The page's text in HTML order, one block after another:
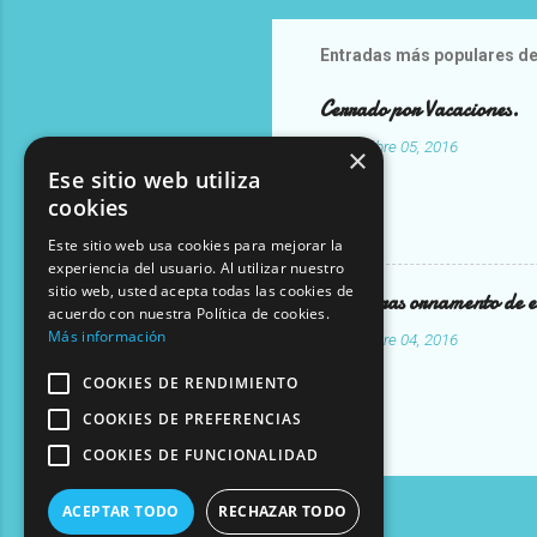
Entradas más populares
Cerrado por Vacaciones.
diciembre 05, 2016
Esculturas ornamento de
diciembre 04, 2016
×
Ese sitio web utiliza
cookies
Este sitio web usa cookies para mejorar la
experiencia del usuario. Al utilizar nuestro
sitio web, usted acepta todas las cookies de
acuerdo con nuestra Política de cookies.
Más información
COOKIES DE RENDIMIENTO
COOKIES DE PREFERENCIAS
COOKIES DE FUNCIONALIDAD
ACEPTAR TODO RECHAZAR TODO